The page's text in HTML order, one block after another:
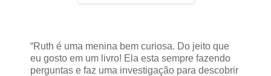
“Ruth é uma menina bem curiosa. Do jeito que
eu gosto em um livro! Ela esta sempre fazendo
perguntas e faz uma investigação para descobrir